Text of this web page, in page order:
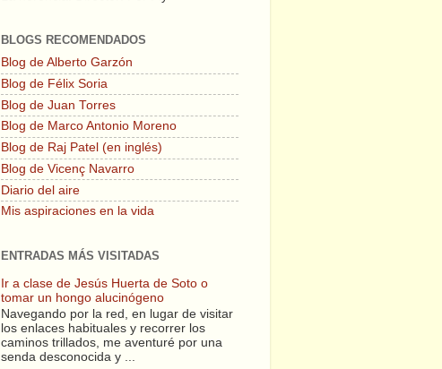
BLOGS RECOMENDADOS
Blog de Alberto Garzón
Blog de Félix Soria
Blog de Juan Torres
Blog de Marco Antonio Moreno
Blog de Raj Patel (en inglés)
Blog de Vicenç Navarro
Diario del aire
Mis aspiraciones en la vida
ENTRADAS MÁS VISITADAS
Ir a clase de Jesús Huerta de Soto o
tomar un hongo alucinógeno
Navegando por la red, en lugar de visitar
los enlaces habituales y recorrer los
caminos trillados, me aventuré por una
senda desconocida y ...